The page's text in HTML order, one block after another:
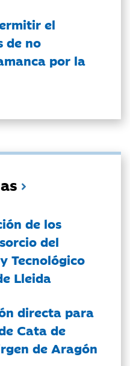
el
de no
por la
de los
del
Tecnológico
Lleida
directa para
Cata de
de Aragón